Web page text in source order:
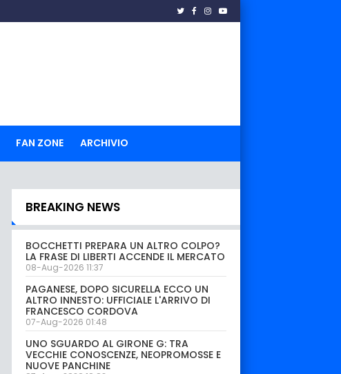
FAN ZONE ARCHIVIO
BREAKING NEWS
BOCCHETTI PREPARA UN ALTRO COLPO?
LA FRASE DI LIBERTI ACCENDE IL MERCATO
08-Aug-2026 11:37
PAGANESE, DOPO SICURELLA ECCO UN
ALTRO INNESTO: UFFICIALE L'ARRIVO DI
FRANCESCO CORDOVA
07-Aug-2026 01:48
UNO SGUARDO AL GIRONE G: TRA
VECCHIE CONOSCENZE, NEOPROMOSSE E
NUOVE PANCHINE